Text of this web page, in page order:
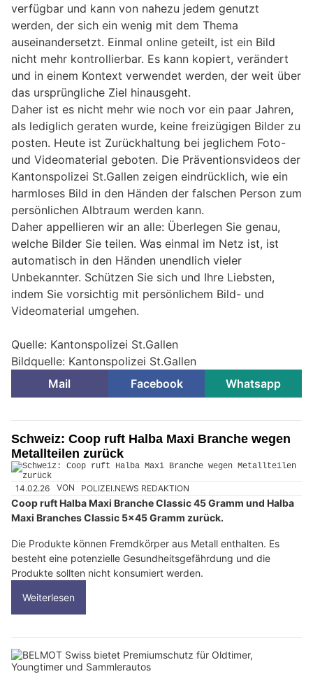
verfügbar und kann von nahezu jedem genutzt
werden, der sich ein wenig mit dem Thema
auseinandersetzt. Einmal online geteilt, ist ein Bild
nicht mehr kontrollierbar. Es kann kopiert, verändert
und in einem Kontext verwendet werden, der weit über
das ursprüngliche Ziel hinausgeht.
Daher ist es nicht mehr wie noch vor ein paar Jahren,
als lediglich geraten wurde, keine freizügigen Bilder zu
posten. Heute ist Zurückhaltung bei jeglichem Foto-
und Videomaterial geboten. Die Präventionsvideos der
Kantonspolizei St.Gallen zeigen eindrücklich, wie ein
harmloses Bild in den Händen der falschen Person zum
persönlichen Albtraum werden kann.
Daher appellieren wir an alle: Überlegen Sie genau,
welche Bilder Sie teilen. Was einmal im Netz ist, ist
automatisch in den Händen unendlich vieler
Unbekannter. Schützen Sie sich und Ihre Liebsten,
indem Sie vorsichtig mit persönlichem Bild- und
Videomaterial umgehen.
Quelle: Kantonspolizei St.Gallen
Bildquelle: Kantonspolizei St.Gallen
Mail
Facebook Whatsapp
Schweiz: Coop ruft Halba Maxi Branche wegen
Metallteilen zurück
14.02.26 VON POLIZEI.NEWS REDAKTION
Coop ruft Halba Maxi Branche Classic 45 Gramm und Halba
Maxi Branches Classic 5x45 Gramm zurück.
Die Produkte können Fremdkörper aus Metall enthalten. Es
besteht eine potenzielle Gesundheitsgefährdung und die
Produkte sollten nicht konsumiert werden.
Weiterlesen